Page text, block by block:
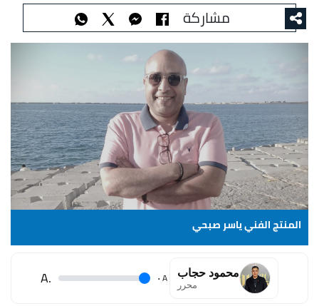
مشاركة
المنتج الفني ياسر صبحي
محمود حجاب
محرر A
.
.A